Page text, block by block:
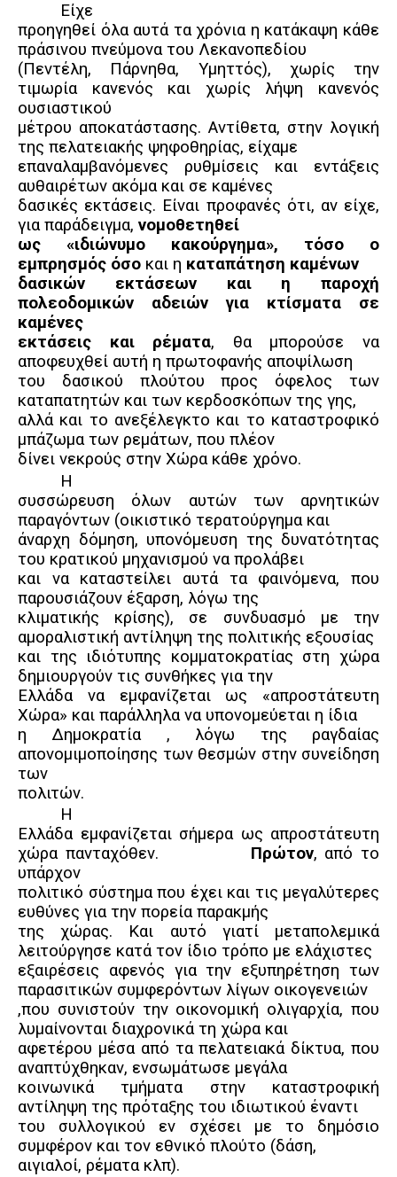
Είχε
προηγηθεί όλα αυτά τα χρόνια η κατάκαψη κάθε
πράσινου πνεύμονα του Λεκανοπεδίου
(Πεντέλη, Πάρνηθα, Υμηττός), χωρίς την
τιμωρία κανενός και χωρίς λήψη κανενός
ουσιαστικού
μέτρου αποκατάστασης. Αντίθετα, στην λογική
της πελατειακής ψηφοθηρίας, είχαμε
επαναλαμβανόμενες ρυθμίσεις και εντάξεις
αυθαιρέτων ακόμα και σε καμένες
δασικές εκτάσεις. Είναι προφανές ότι, αν είχε,
για παράδειγμα, νομοθετηθεί
ως «ιδιώνυμο κακούργημα», τόσο ο
εμπρησμός όσο και η καταπάτηση καμένων
δασικών εκτάσεων και η παροχή
πολεοδομικών αδειών για κτίσματα σε
καμένες
εκτάσεις και ρέματα, θα μπορούσε να
αποφευχθεί αυτή η πρωτοφανής αποψίλωση
του δασικού πλούτου προς όφελος των
καταπατητών και των κερδοσκόπων της γης,
αλλά και το ανεξέλεγκτο και το καταστροφικό
μπάζωμα των ρεμάτων, που πλέον
δίνει νεκρούς στην Χώρα κάθε χρόνο.
Η
συσσώρευση όλων αυτών των αρνητικών
παραγόντων (οικιστικό τερατούργημα και
άναρχη δόμηση, υπονόμευση της δυνατότητας
του κρατικού μηχανισμού να προλάβει
και να καταστείλει αυτά τα φαινόμενα, που
παρουσιάζουν έξαρση, λόγω της
κλιματικής κρίσης), σε συνδυασμό με την
αμοραλιστική αντίληψη της πολιτικής εξουσίας
και της ιδιότυπης κομματοκρατίας στη χώρα
δημιουργούν τις συνθήκες για την
Ελλάδα να εμφανίζεται ως «απροστάτευτη
Χώρα» και παράλληλα να υπονομεύεται η ίδια
η Δημοκρατία , λόγω της ραγδαίας
απονομιμοποίησης των θεσμών στην συνείδηση
των
πολιτών.
Η
Ελλάδα εμφανίζεται σήμερα ως απροστάτευτη
χώρα πανταχόθεν.
Πρώτον, από το
υπάρχον
πολιτικό σύστημα που έχει και τις μεγαλύτερες
ευθύνες για την πορεία παρακμής
της χώρας. Και αυτό γιατί μεταπολεμικά
λειτούργησε κατά τον ίδιο τρόπο με ελάχιστες
εξαιρέσεις αφενός για την εξυπηρέτηση των
παρασιτικών συμφερόντων λίγων οικογενειών
,που συνιστούν την οικονομική ολιγαρχία, που
λυμαίνονται διαχρονικά τη χώρα και
αφετέρου μέσα από τα πελατειακά δίκτυα, που
αναπτύχθηκαν, ενσωμάτωσε μεγάλα
κοινωνικά τμήματα στην καταστροφική
αντίληψη της πρόταξης του ιδιωτικού έναντι
του συλλογικού εν σχέσει με το δημόσιο
συμφέρον και τον εθνικό πλούτο (δάση,
αιγιαλοί, ρέματα κλπ).